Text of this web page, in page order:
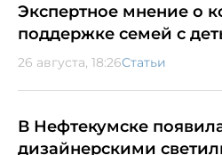
Экспертное мнение о
поддержке семей с
26 августа, 18:26Статьи
В Нефтекумске
дизайнерскими